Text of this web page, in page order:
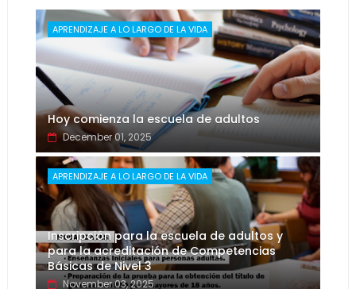
APRENDIZAJE A LO LARGO DE LA VIDA
Hoy comienza la escuela de adultos
December 01, 2025
APRENDIZAJE A LO LARGO DE LA VIDA
Inscripción para la escuela de adultos y
para la acreditación de Competencias
Básicas de Nivel 3
November 03, 2025